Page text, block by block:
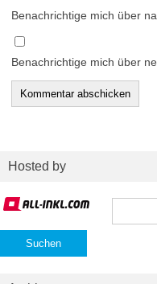
Benachrichtige mich über
Benachrichtige mich über
Hosted by
Suchen